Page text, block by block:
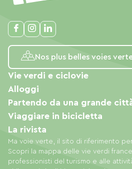
Nos plus belles voies
Ma voie verte, il sito di riferimento
Scopri la mappa delle vie verdi
professionisti del turismo e alle
Vie verdi e ciclovie
Alloggi
Partendo da una grande
Viaggiare in bicicletta
La rivista